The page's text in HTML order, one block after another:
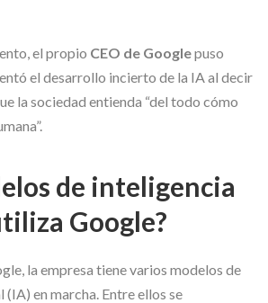
el propio CEO de Googlepuso
el desarrollo incierto de la IA al decir
la sociedad entienda “del todo cómo
de inteligencia
Google?
la empresa tiene varios modelos de
en marcha. Entre ellos se